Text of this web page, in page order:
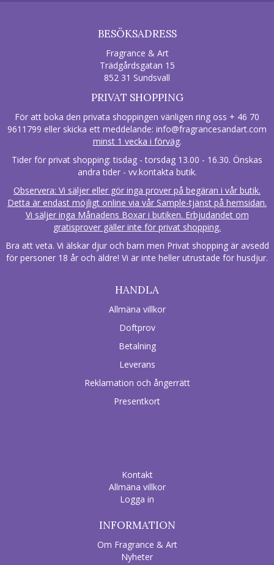
BESÖKSADRESS
Fragrance & Art
Trädgårdsgatan 15
852 31 Sundsvall
PRIVAT SHOPPING
För att boka den privata shoppingen vänligen ring oss + 46 70
9611799 eller skicka ett meddelande: info@fragrancesandart.com
minst 1 vecka i förväg.
Tider för privat shopping: tisdag - torsdag 13.00 - 16.30. Önskas
andra tider - vv.kontakta butik.
Observera: Vi säljer eller gör inga prover på begäran i vår butik.
Detta är endast möjligt online via vår Sample-tjänst på hemsidan.
Vi säljer inga Månadens Boxar i butiken. Erbjudandet om
gratisprover gäller inte för privat shopping.
Bra att veta. Vi älskar djur och barn men Privat shopping är avsedd
för personer 18 år och äldre! Vi är inte heller utrustade för husdjur.
HANDLA
Allmäna villkor
Doftprov
Betalning
Leverans
Reklamation och ångerrätt
Presentkort
Kontakt
Allmäna villkor
Logga in
INFORMATION
Om Fragrance & Art
Nyheter